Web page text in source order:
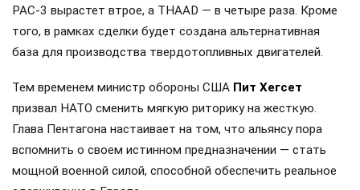
PAC-3 вырастет втрое, а THAAD — в четыре раза. Кроме
того, в рамках сделки будет создана альтернативная
база для производства твердотопливных двигателей.
Тем временем министр обороны США Пит Хегсет
призвал НАТО сменить мягкую риторику на жесткую.
Глава Пентагона настаивает на том, что альянсу пора
вспомнить о своем истинном предназначении — стать
мощной военной силой, способной обеспечить реальное